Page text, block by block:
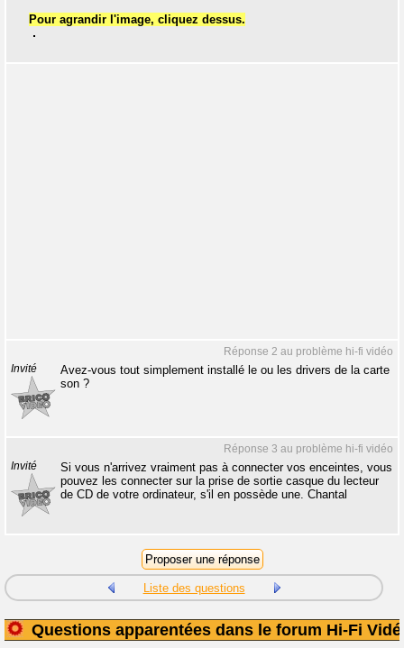
Pour agrandir l'image, cliquez dessus.
Réponse 2 au problème hi-fi vidéo
Invité
Avez-vous tout simplement installé le ou les drivers de la carte
son ?
Réponse 3 au problème hi-fi vidéo
Invité
Si vous n'arrivez vraiment pas à connecter vos enceintes, vous
pouvez les connecter sur la prise de sortie casque du lecteur
de CD de votre ordinateur, s'il en possède une. Chantal
Liste des questions
Questions apparentées dans le forum Hi-Fi